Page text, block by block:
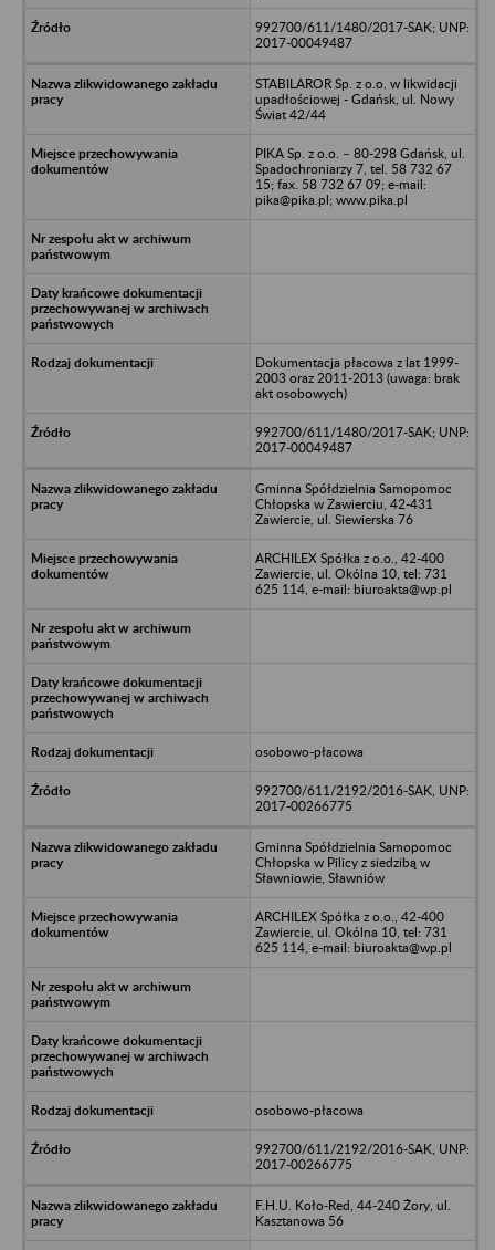
992700/611/1480/2017-SAK; UNP:
2017-00049487
STABILAROR Sp. z o.o. w likwidacji
upadłościowej - Gdańsk, ul. Nowy
Świat 42/44
PIKA Sp. z o.o. – 80-298 Gdańsk, ul.
Spadochroniarzy 7, tel. 58 732 67
15; fax. 58 732 67 09; e-mail:
pika@pika.pl; www.pika.pl
Dokumentacja płacowa z lat 1999-
2003 oraz 2011-2013 (uwaga: brak
akt osobowych)
992700/611/1480/2017-SAK; UNP:
2017-00049487
Gminna Spółdzielnia Samopomoc
Chłopska w Zawierciu, 42-431
Zawiercie, ul. Siewierska 76
ARCHILEX Spółka z o.o., 42-400
Zawiercie, ul. Okólna 10, tel: 731
625 114, e-mail: biuroakta@wp.pl
osobowo-płacowa
992700/611/2192/2016-SAK, UNP:
2017-00266775
Gminna Spółdzielnia Samopomoc
Chłopska w Pilicy z siedzibą w
Sławniowie, Sławniów
ARCHILEX Spółka z o.o., 42-400
Zawiercie, ul. Okólna 10, tel: 731
625 114, e-mail: biuroakta@wp.pl
osobowo-płacowa
992700/611/2192/2016-SAK, UNP:
2017-00266775
F.H.U. Koło-Red, 44-240 Żory, ul.
Kasztanowa 56